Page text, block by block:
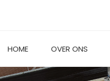
HOME OVER ONS